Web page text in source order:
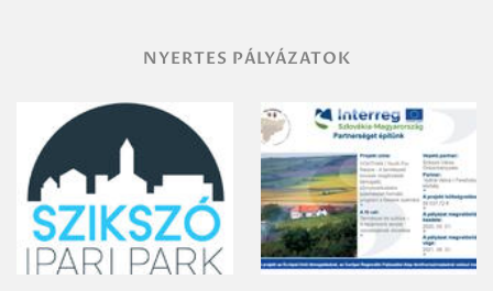
NYERTES PÁLYÁZATOK